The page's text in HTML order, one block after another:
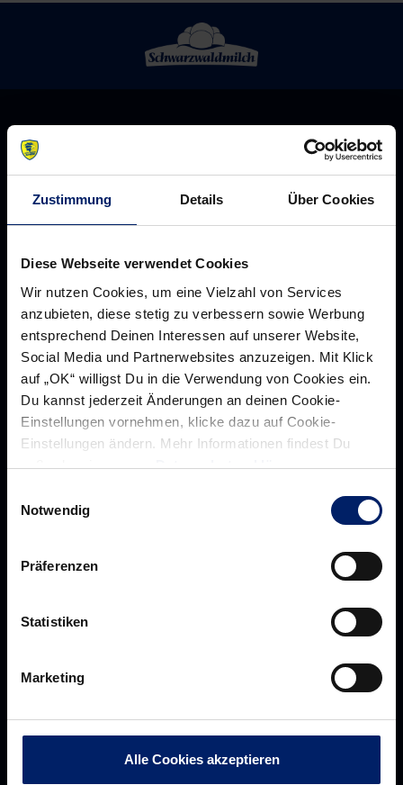
Zustimmung Details Über Cookies
Diese Webseite verwendet Cookies
Wir nutzen Cookies, um eine Vielzahl von Services
anzubieten, diese stetig zu verbessern sowie Werbung
entsprechend Deinen Interessen auf unserer Website,
Social Media und Partnerwebsites anzuzeigen. Mit Klick
auf „OK“ willigst Du in die Verwendung von Cookies ein.
Du kannst jederzeit Änderungen an deinen Cookie-
Einstellungen vornehmen, klicke dazu auf Cookie-
Einstellungen ändern. Mehr Informationen findest Du
außerdem in unsererDatenschutzerklärung.
Notwendig
Präferenzen
Statistiken
Marketing
Alle Cookies akzeptieren
Rhein-Neckar Löwen GmbH
Über
uns
öffnen,
klicken
hier
Über uns
Pressecenter
öffnen,
VIP Dauerkarten